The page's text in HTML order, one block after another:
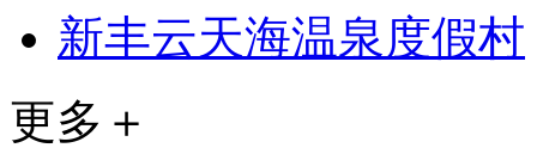
新丰云天海温泉度假村
更多＋